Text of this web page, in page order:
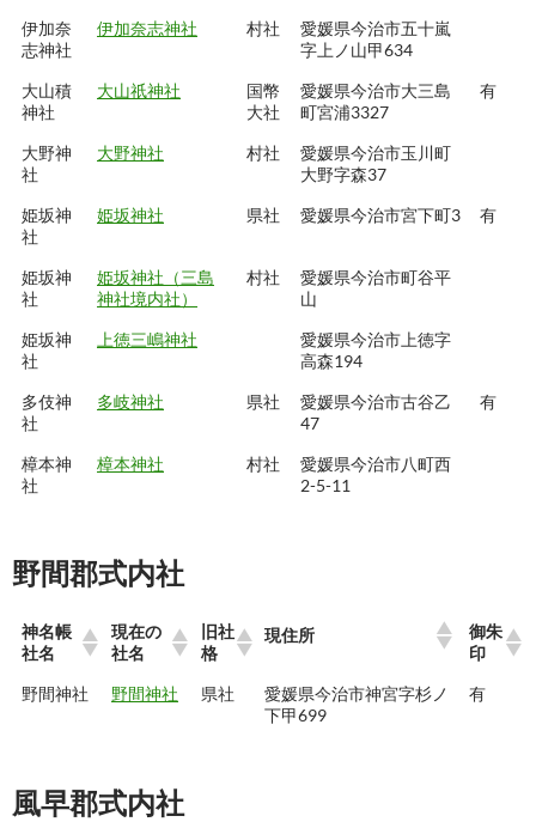
伊加奈
志神社
伊加奈志神社 村社
愛媛県今治市五十嵐
字上ノ山甲634
大山積
神社
大山祇神社
国幣
大社
愛媛県今治市大三島
町宮浦3327
有
大野神
社
大野神社 村社
愛媛県今治市玉川町
大野字森37
姫坂神
社
姫坂神社 県社 愛媛県今治市宮下町3 有
姫坂神
社
姫坂神社（三島
神社境内社）
村社
愛媛県今治市町谷平
山
姫坂神
社
上徳三嶋神社
愛媛県今治市上徳字
高森194
多伎神
社
多岐神社 県社
愛媛県今治市古谷乙
47
有
樟本神
社
樟本神社 村社
愛媛県今治市八町西
2-5-11
野間郡式内社
神名帳
社名
現在の
社名
旧社
格
現住所
御朱
印
野間神社
野間神社 県社
愛媛県今治市神宮字杉ノ
下甲699
有
風早郡式内社